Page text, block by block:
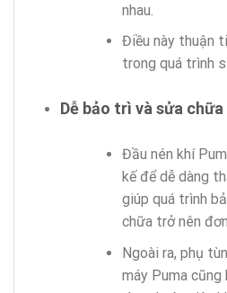
nhau.
Điều này thuận
trong quá trình
Dễ bảo trì và sửa chữa
Đầu nén khí
kế để dễ dàng
giúp quá trình
chữa trở nên
Ngoài ra, phụ
máy Puma cũng